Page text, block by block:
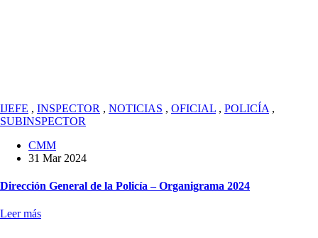
IJEFE , INSPECTOR , NOTICIAS , OFICIAL , POLICÍA ,
SUBINSPECTOR
CMM
31 Mar 2024
Dirección General de la Policía – Organigrama 2024
Leer más